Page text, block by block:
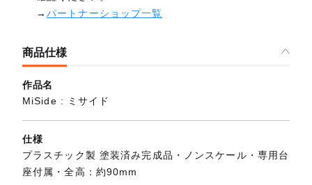
→パートナーショップ一覧
商品仕様
作品名
MiSide : ミサイド
仕様
プラスチック製 塗装済み完成品・ノンスケール・専用台
座付属・全高：約90mm